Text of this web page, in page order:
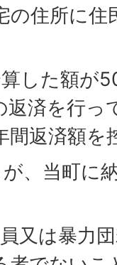
の住所に
した額が
返済を行っ
間返済額を
、当町に
又は暴力